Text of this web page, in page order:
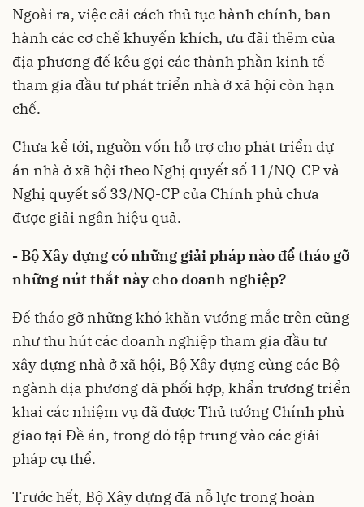
Ngoài ra, việc cải cách thủ tục hành chính, ban
hành các cơ chế khuyến khích, ưu đãi thêm của
địa phương để kêu gọi các thành phần kinh tế
tham gia đầu tư phát triển nhà ở xã hội còn hạn
chế.
Chưa kể tới, nguồn vốn hỗ trợ cho phát triển dự
án nhà ở xã hội theo Nghị quyết số 11/NQ-CP và
Nghị quyết số 33/NQ-CP của Chính phủ chưa
được giải ngân hiệu quả.
- Bộ Xây dựng có những giải pháp nào để tháo gỡ
những nút thắt này cho doanh nghiệp?
Để tháo gỡ những khó khăn vướng mắc trên cũng
như thu hút các doanh nghiệp tham gia đầu tư
xây dựng nhà ở xã hội, Bộ Xây dựng cùng các Bộ
ngành địa phương đã phối hợp, khẩn trương triển
khai các nhiệm vụ đã được Thủ tướng Chính phủ
giao tại Đề án, trong đó tập trung vào các giải
pháp cụ thể.
Trước hết, Bộ Xây dựng đã nỗ lực trong hoàn